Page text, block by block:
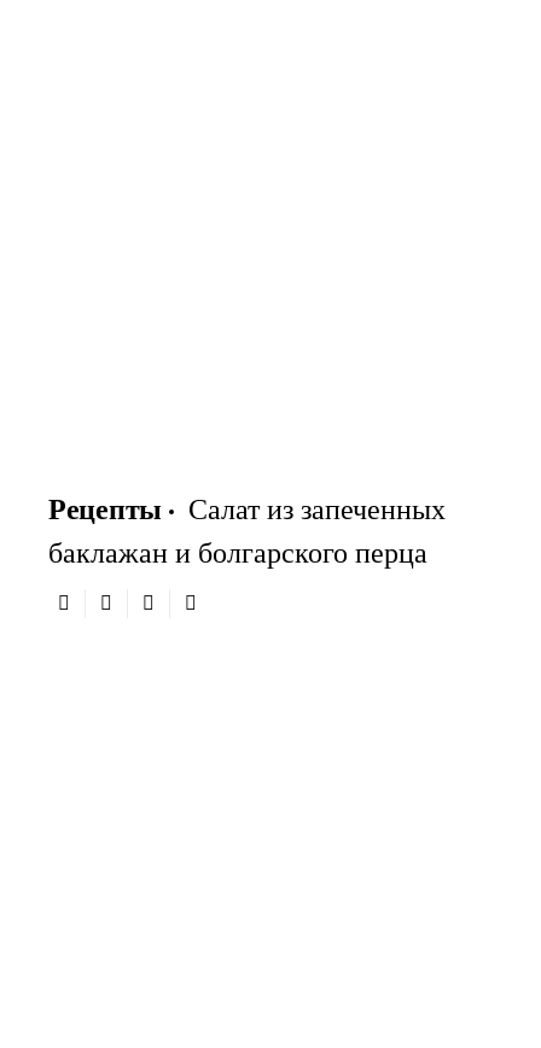
Рецепты
Салат из запеченных
баклажан и болгарского перца